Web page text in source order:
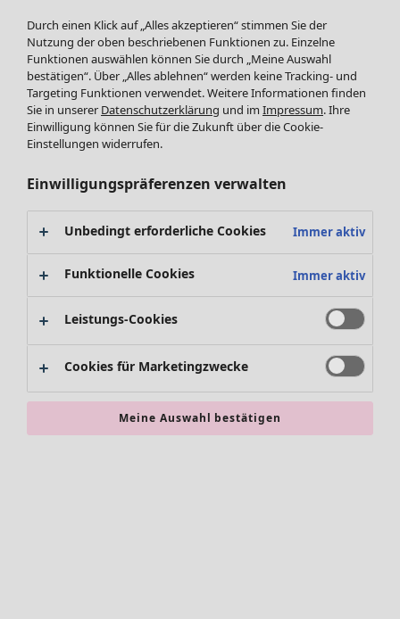
Röcke
Jacken & Mäntel
Leggings /Strumpfhosen
Accessoires
Schuhe
Bademode
SALE Zuhause
Dekoration
Teppiche
Alles im Sale
Durch einen Klick auf „Alles akzeptieren“ stimmen Sie der
Nutzung der oben beschriebenen Funktionen zu. Einzelne
Funktionen auswählen können Sie durch „Meine Auswahl
bestätigen“. Über „Alles ablehnen“ werden keine Tracking- und
Targeting Funktionen verwendet. Weitere Informationen finden
Sie in unserer Datenschutzerklärung und im Impressum. Ihre
Einwilligung können Sie für die Zukunft über die Cookie-
Einstellungen widerrufen.
Einwilligungspräferenzen verwalten
Unbedingt erforderliche Cookies Immer aktiv
Funktionelle Cookies Immer aktiv
Leistungs-Cookies
Cookies für Marketingzwecke
Meine Auswahl bestätigen